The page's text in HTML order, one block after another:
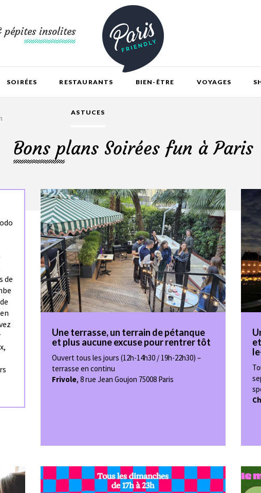
pépites insolites
SOIRÉES RESTAURANTS BIEN-ÊTRE VOYAGES
ASTUCES
Bons plans Soirées fun à Paris
de
Une terrasse, un terrain de pétanque
et plus aucune excuse pour rentrer tôt
Ouvert tous les jours (12h-14h30 / 19h-22h30) –
terrasse en continu
Frivole, 8 rue Jean Goujon 75008 Paris